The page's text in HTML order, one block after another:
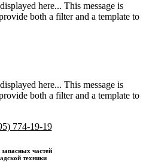
here... This message is
both a filter and a template to
here... This message is
both a filter and a template to
774-19-19
частей
техники